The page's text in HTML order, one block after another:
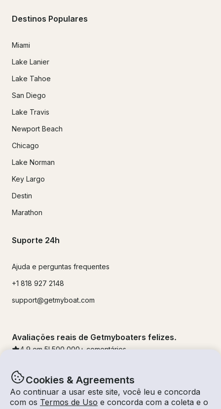
Cookies & Agreements
Ao continuar a usar este site, você leu e concorda
com os Termos de Uso e concorda com a coleta e o
Destinos Populares
Miami
Lake Lanier
Lake Tahoe
San Diego
Lake Travis
Newport Beach
Chicago
Lake Norman
Key Largo
Destin
Marathon
Suporte 24h
Ajuda e perguntas frequentes
+1 818 927 2148
support@getmyboat.com
Avaliações reais de Getmyboaters felizes.
4.9 em 5! 500,000 + comentários